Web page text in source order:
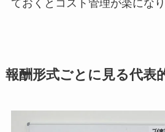
ておくとコスト管理が楽になり
報酬形式ごとに見る代表